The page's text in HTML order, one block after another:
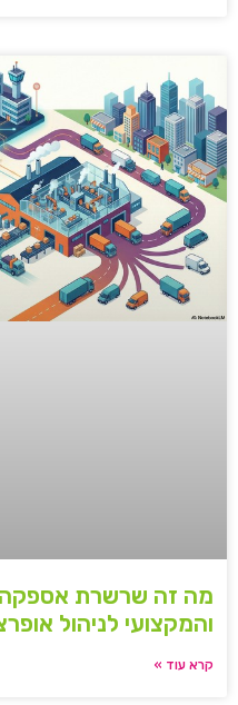
מה זה שרשרת
והמקצועי לניהול
קרא עוד »